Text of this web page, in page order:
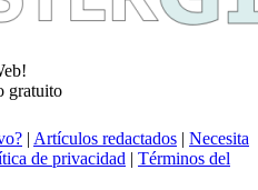
gratuito
Artículos redactados
Necesita
de privacidad
Términos del